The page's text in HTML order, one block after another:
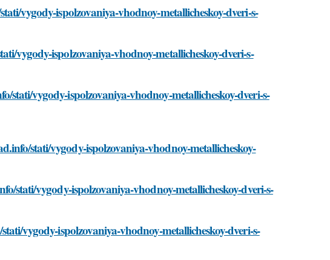
vygody-ispolzovaniya-vhodnoy-metallicheskoy-dveri-s-
vygody-ispolzovaniya-vhodnoy-metallicheskoy-dveri-s-
vygody-ispolzovaniya-vhodnoy-metallicheskoy-dveri-s-
stati/vygody-ispolzovaniya-vhodnoy-metallicheskoy-
stati/vygody-ispolzovaniya-vhodnoy-metallicheskoy-dveri-s-
vygody-ispolzovaniya-vhodnoy-metallicheskoy-dveri-s-